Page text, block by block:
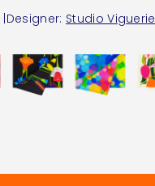
Designer: Studio Viguerie